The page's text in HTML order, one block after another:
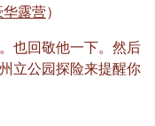
华露营 ）
也回敬他一下。然后
立公园探险来提醒你